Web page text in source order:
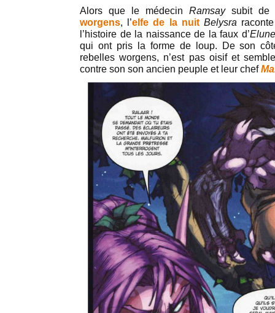
Alors que le médecin Ramsay subit de
worgens, l’elfe de la nuit Belysra
l’histoire de la naissance de la faux d’Elune
qui ont pris la forme de loup. De son
rebelles worgens, n’est pas oisif et
contre son son ancien peuple et leur chef